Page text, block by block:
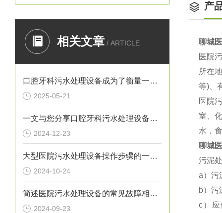
相关文章 / ARTICLE
口腔牙科污水处理设备成为了衡量一家诊所是否负责任的重要标准
2025-05-21
一文与您分享口腔牙科污水处理设备的常见问题相应解决方法
2024-12-23
大型医院污水处理设备操作步骤的一般指南
2024-10-24
简述医院污水处理设备的常见故障相应解决方法
2024-09-23
产
聊城
医院
所在
等)、
医院
室、
水，
聊城
污泥
a）污
b）污
c）应